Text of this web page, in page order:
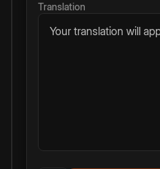
Translation
Your translation will